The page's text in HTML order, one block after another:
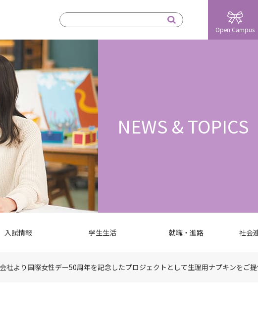
Open Campus
NEWS & TOPICS
入試情報 学生生活 就職・進路 社会
社より国際女性デー50周年を記念したプロジェクトとして生理用ナプキンをご